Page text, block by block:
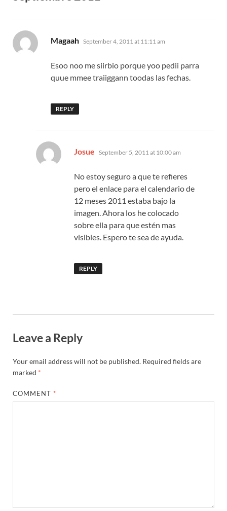
Magaah says:
September 4, 2011 at 11:11 am
Esoo noo me siirbio porque yoo pedii parra
quue mmee traiiggann toodas las fechas.
REPLY
Josue says:
September 5, 2011 at 10:00 am
No estoy seguro a que te refieres
pero el enlace para el calendario de
12 meses 2011 estaba bajo la
imagen. Ahora los he colocado
sobre ella para que estén mas
visibles. Espero te sea de ayuda.
REPLY
Leave a Reply
Your email address will not be published. Required fields are
marked *
COMMENT *